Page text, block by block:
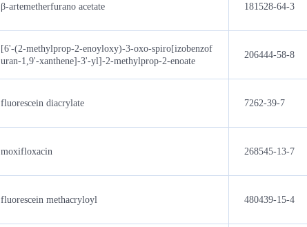
β-artemetherfurano acetate 181528-64-3
[6'-(2-methylprop-2-enoyloxy)-3-oxo-spiro[izobenzof
uran-1,9'-xanthene]-3'-yl]-2-methylprop-2-enoate
206444-58-8
fluorescein diacrylate 7262-39-7
moxifloxacin 268545-13-7
fluorescein methacryloyl 480439-15-4